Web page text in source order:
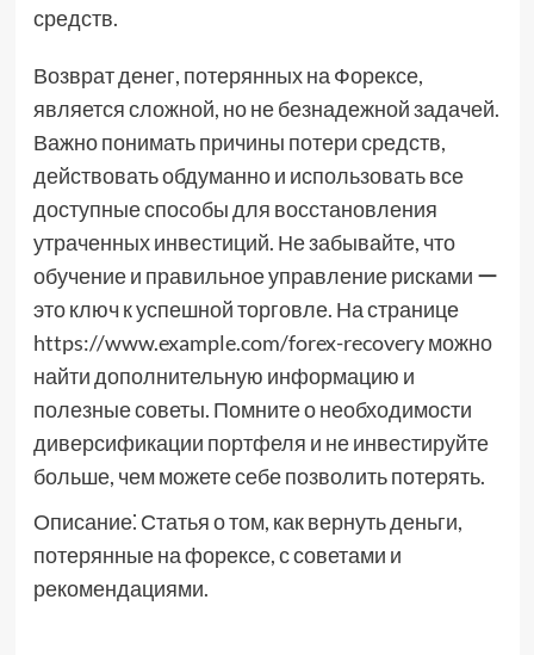
средств.
Возврат денег, потерянных на Форексе,
является сложной, но не безнадежной задачей.
Важно понимать причины потери средств,
действовать обдуманно и использовать все
доступные способы для восстановления
утраченных инвестиций. Не забывайте, что
обучение и правильное управление рисками ー
это ключ к успешной торговле. На странице
https://www.example.com/forex-recovery можно
найти дополнительную информацию и
полезные советы. Помните о необходимости
диверсификации портфеля и не инвестируйте
больше, чем можете себе позволить потерять.
Описание⁚ Статья о том, как вернуть деньги,
потерянные на форексе, с советами и
рекомендациями.